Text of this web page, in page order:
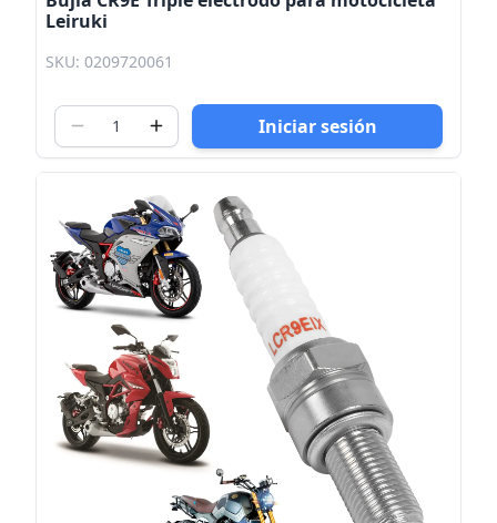
Leiruki
SKU: 0209720061
Iniciar sesión